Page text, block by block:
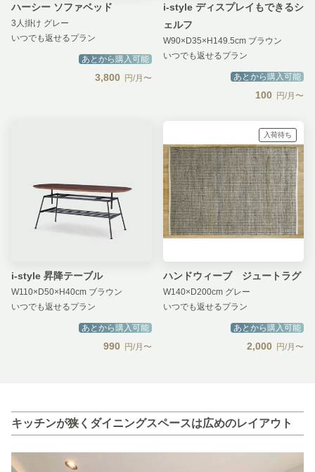
ハーシー ソファベッド
3人掛け グレー
いつでも返せるプラン
あとから購入可能
3,800 円/月〜
i-style ディスプレイもできるシ
ェルフ
W90×D35×H149.5cm ブラウン
いつでも返せるプラン
あとから購入可能
100 円/月〜
i-style 昇降テーブル
W110×D50×H40cm ブラウン
いつでも返せるプラン
あとから購入可能
990 円/月〜
入荷待ち
ハンドウィーブ ジュートラグ
W140×D200cm グレー
いつでも返せるプラン
あとから購入可能
2,000 円/月〜
キッチンが狭くダイニングスペースは広めのレイアウト